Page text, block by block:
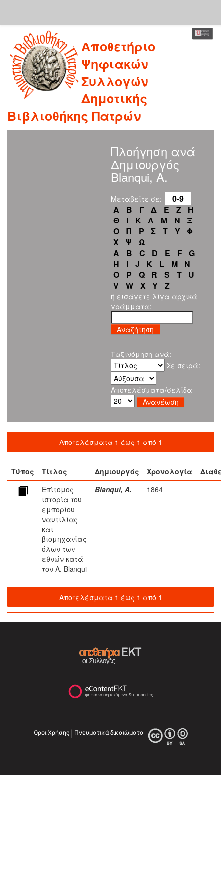
navigation
Αποθετήριο
Ψηφιακών
Συλλογών
Δημοτικής
Βιβλιοθήκης Πατρών
Πλοήγηση ανά
Δημιουργός
Blanqui, A.
Μεταβείτε σε:
0-9
Α
Β Γ Δ Ε Ζ
Η
Θ
Ι Κ Λ Μ Ν
Ξ
Ο
Π Ρ Σ Τ Υ
Φ
Χ
Ψ
Ω
A
B C D E F
G
H
I J K L M
N
O
P Q R S T
U
V
W X Y Z
ή εισάγετε λίγα αρχικά
γράμματα:
Ταξινόμηση ανά:
Σε σειρά:
Αποτελέσματα/σελίδα
Αποτελέσματα 1 έως 1 από 1
Τύπος Τίτλος Δημιουργός Χρονολογία
Επίτομος
ιστορία του
εμπορίου
ναυτιλίας
και
βιομηχανίας
όλων των
εθνών κατά
τον A. Blanqui
Blanqui, A. 1864
Αποτελέσματα 1 έως 1 από 1